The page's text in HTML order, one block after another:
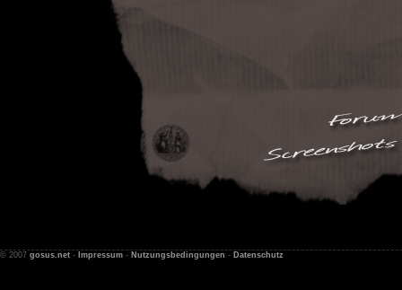
© 2007 gosus.net - Impressum - Nutzungsbedingungen - Datenschutz